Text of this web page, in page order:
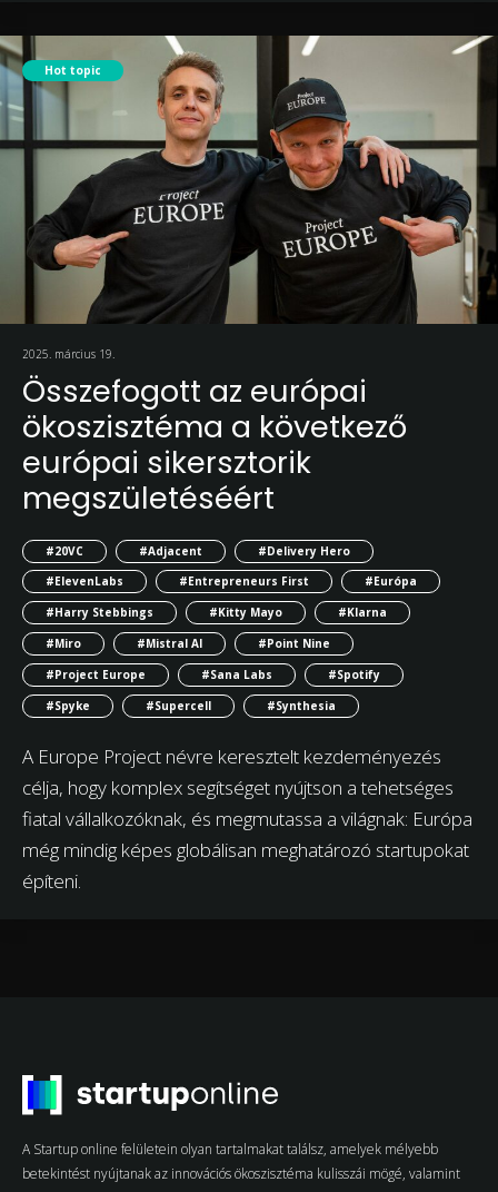
Hot topic
2025. március 19.
Összefogott az európai
ökoszisztéma a következő
európai sikersztorik
megszületéséért
#20VC #Adjacent
#Delivery Hero
#ElevenLabs
#Entrepreneurs First
#Európa
#Harry Stebbings
#Kitty Mayo
#Klarna
#Miro
#Mistral AI
#Point Nine
#Project Europe
#Sana Labs
#Spotify
#Spyke
#Supercell #Synthesia
A Europe Project névre keresztelt kezdeményezés
célja, hogy komplex segítséget nyújtson a tehetséges
fiatal vállalkozóknak, és megmutassa a világnak: Európa
még mindig képes globálisan meghatározó startupokat
építeni.
A Startup online felületein olyan tartalmakat találsz, amelyek mélyebb
betekintést nyújtanak az innovációs ökoszisztéma kulisszái mögé, valamint